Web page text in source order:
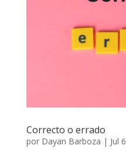
Correcto o errado
por Dayan Barboza | Jul